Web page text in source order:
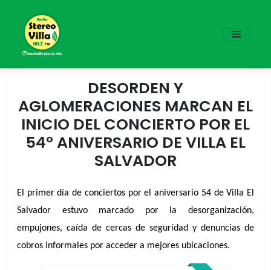
DESORDEN Y
AGLOMERACIONES MARCAN EL
INICIO DEL CONCIERTO POR EL
54° ANIVERSARIO DE VILLA EL
SALVADOR
El primer día de conciertos por el aniversario 54 de Villa El
Salvador estuvo marcado por la desorganización,
empujones, caída de cercas de seguridad y denuncias de
cobros informales por acceder a mejores ubicaciones.